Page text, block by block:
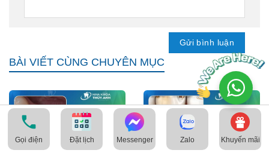
BÀI VIẾT CÙNG CHUYÊN MỤC
Gọi điện Đặt lịch Messenger Zalo Khuyến mãi